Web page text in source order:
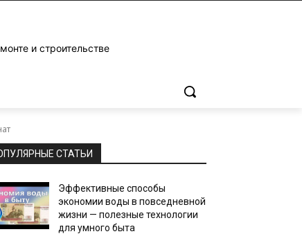
и строительстве
СТАТЬИ
Эффективные способы
экономии воды в повседневной
жизни — полезные технологии
для умного быта